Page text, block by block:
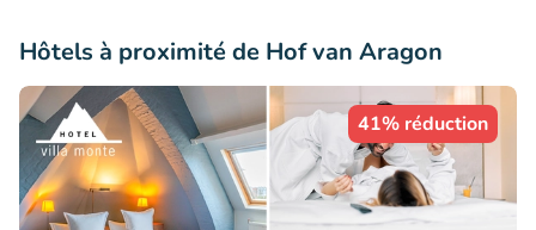
Hôtels à proximité de Hof van Aragon
41% réduction